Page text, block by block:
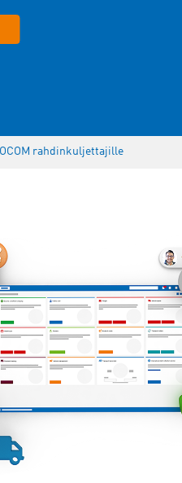
rahdinkuljettajille